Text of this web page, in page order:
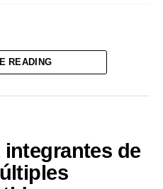
READING
integrantes de